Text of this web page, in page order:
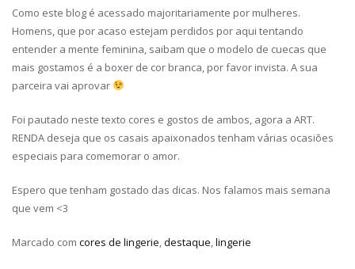
Como este blog é acessado majoritariamente por mulheres.
Homens, que por acaso estejam perdidos por aqui tentando
entender a mente feminina, saibam que o modelo de cuecas que
mais gostamos é a boxer de cor branca, por favor invista. A sua
parceira vai aprovar
Foi pautado neste texto cores e gostos de ambos, agora a ART.
RENDA deseja que os casais apaixonados tenham várias ocasiões
especiais para comemorar o amor.
Espero que tenham gostado das dicas. Nos falamos mais semana
que vem <3
Marcado com cores de lingerie,destaque,lingerie